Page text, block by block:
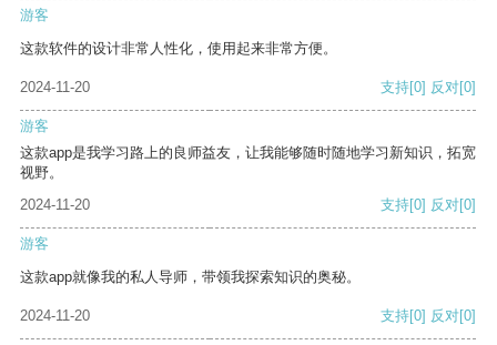
游客
这款软件的设计非常人性化，使用起来非常方便。
2024-11-20 支持[0] 反对[0]
游客
这款app是我学习路上的良师益友，让我能够随时随地学习新知识，拓宽
视野。
2024-11-20
支持[0] 反对[0]
游客
这款app就像我的私人导师，带领我探索知识的奥秘。
2024-11-20 支持[0] 反对[0]